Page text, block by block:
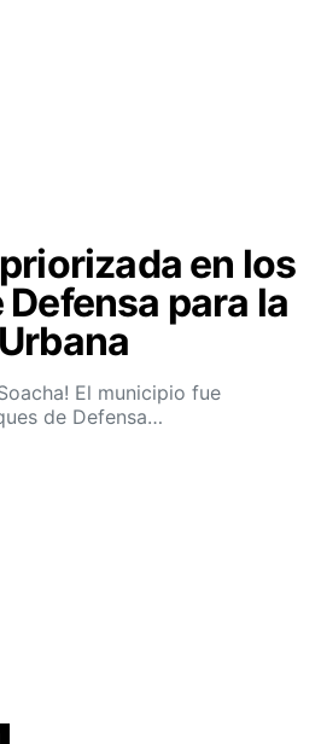
en los
para la
El municipio fue
de Defensa…